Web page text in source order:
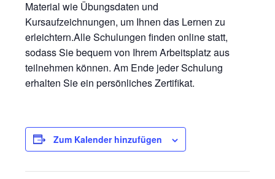
Material wie Übungsdaten und
Kursaufzeichnungen, um Ihnen das Lernen zu
erleichtern.Alle Schulungen finden online statt,
sodass Sie bequem von Ihrem Arbeitsplatz aus
teilnehmen können. Am Ende jeder Schulung
erhalten Sie ein persönliches Zertifikat.
Zum Kalender hinzufügen